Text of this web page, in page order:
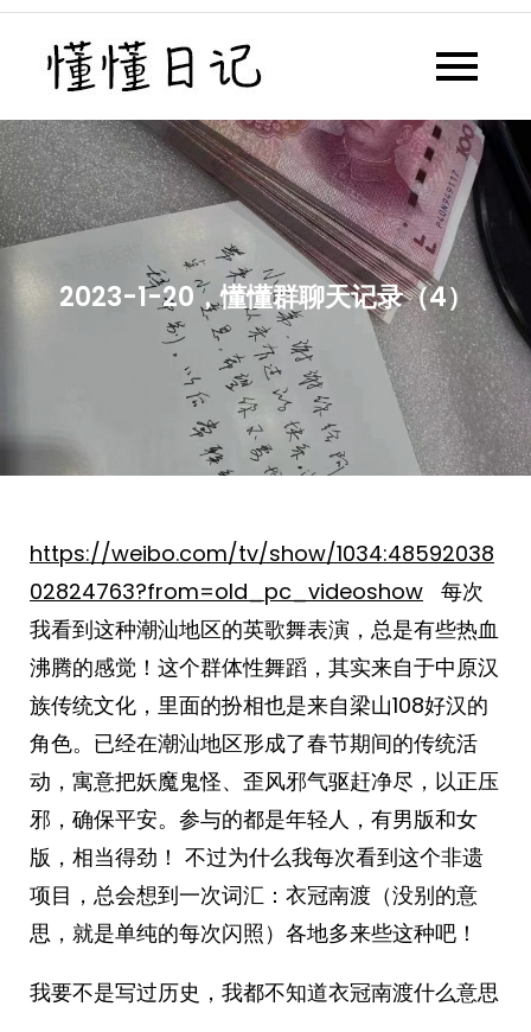
Skip
content
懂懂日记网每天同步更新懂懂学
2023-1-20，懂懂群聊天记录（4）
https://weibo.com/tv/show/1034:48592038
02824763?from=old_pc_videoshow 每次
我看到这种潮汕地区的英歌舞表演，总是有些热血
沸腾的感觉！这个群体性舞蹈，其实来自于中原汉
族传统文化，里面的扮相也是来自梁山108好汉的
角色。已经在潮汕地区形成了春节期间的传统活
动，寓意把妖魔鬼怪、歪风邪气驱赶净尽，以正压
邪，确保平安。参与的都是年轻人，有男版和女
版，相当得劲！ 不过为什么我每次看到这个非遗
项目，总会想到一次词汇：衣冠南渡（没别的意
思，就是单纯的每次闪照）各地多来些这种吧！
我要不是写过历史，我都不知道衣冠南渡什么意思